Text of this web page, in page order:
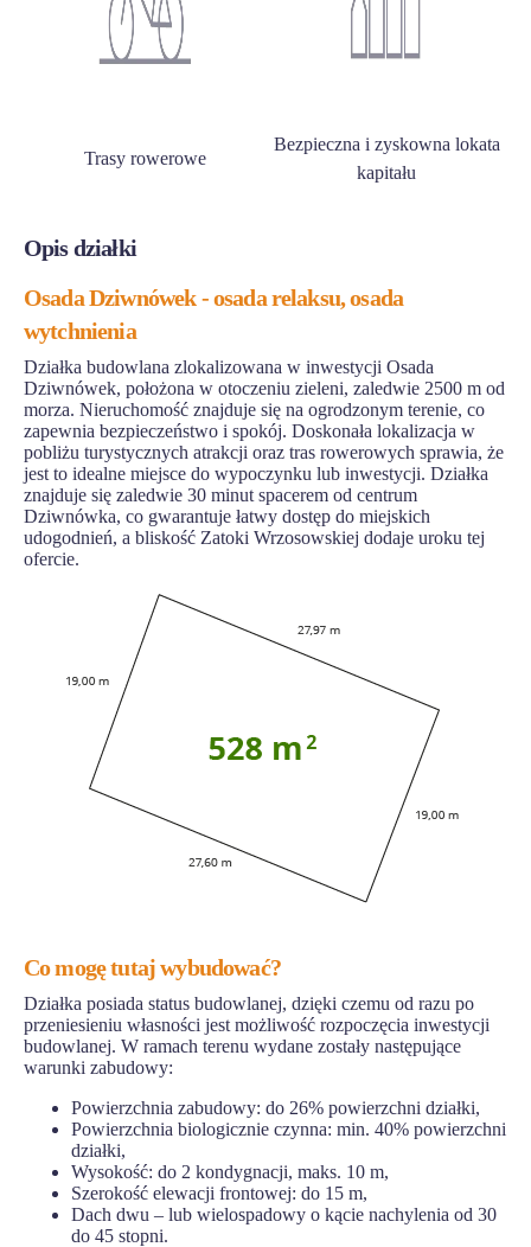
Trasy rowerowe
Bezpieczna i zyskowna lokata
kapitału
Opis działki
Osada Dziwnówek - osada relaksu, osada
wytchnienia
Działka budowlana zlokalizowana w inwestycji Osada
Dziwnówek, położona w otoczeniu zieleni, zaledwie 2500 m od
morza. Nieruchomość znajduje się na ogrodzonym terenie, co
zapewnia bezpieczeństwo i spokój. Doskonała lokalizacja w
pobliżu turystycznych atrakcji oraz tras rowerowych sprawia, że
jest to idealne miejsce do wypoczynku lub inwestycji. Działka
znajduje się zaledwie 30 minut spacerem od centrum
Dziwnówka, co gwarantuje łatwy dostęp do miejskich
udogodnień, a bliskość Zatoki Wrzosowskiej dodaje uroku tej
ofercie.
Co mogę tutaj wybudować?
Działka posiada status budowlanej, dzięki czemu od razu po
przeniesieniu własności jest możliwość rozpoczęcia inwestycji
budowlanej. W ramach terenu wydane zostały następujące
warunki zabudowy:
Powierzchnia zabudowy: do 26% powierzchni działki,
Powierzchnia biologicznie czynna: min. 40% powierzchni
działki,
Wysokość: do 2 kondygnacji, maks. 10 m,
Szerokość elewacji frontowej: do 15 m,
Dach dwu – lub wielospadowy o kącie nachylenia od 30
do 45 stopni.